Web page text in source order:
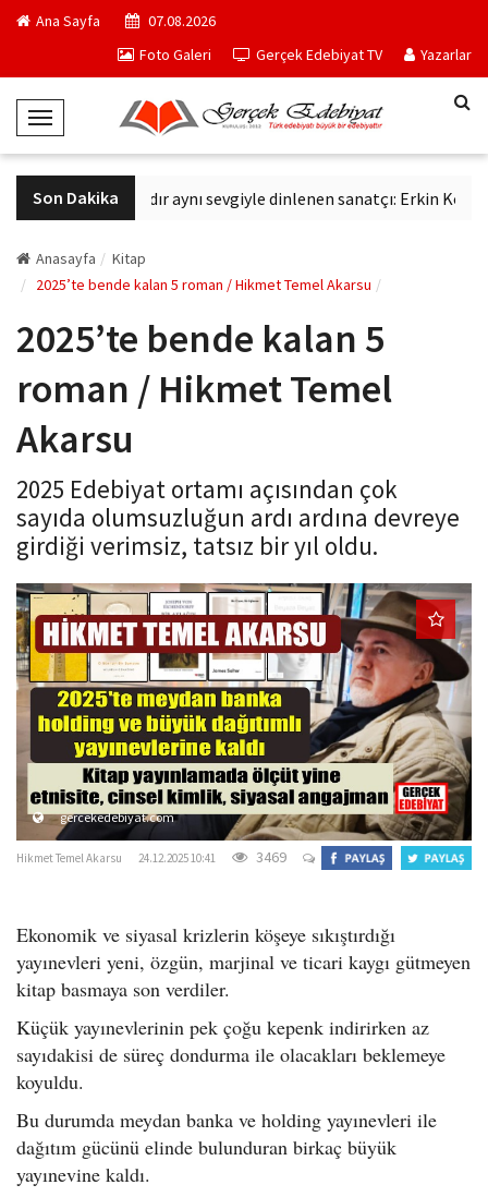
Ana Sayfa
07.08.2026
Foto Galeri
Gerçek Edebiyat TV Yazarlar
T
o
g
g
e
N
v
g
a
t
i
o
n
Son Dakika
Altmış yıldır aynı sevgiyle dinlenen sanatçı: Erkin Koray
Anasayfa
Kitap
2025’te bende kalan 5 roman / Hikmet Temel Akarsu
2025’te bende kalan 5
roman / Hikmet Temel
Akarsu
2025 Edebiyat ortamı açısından çok
sayıda olumsuzluğun ardı ardına devreye
girdiği verimsiz, tatsız bir yıl oldu.
gercekedebiyat.com
Hikmet Temel Akarsu 24.12.2025 10:41 3469
Ekonomik ve siyasal krizlerin köşeye sıkıştırdığı
yayınevleri yeni, özgün, marjinal ve ticari kaygı gütmeyen
kitap basmaya son verdiler.
Küçük yayınevlerinin pek çoğu kepenk indirirken az
sayıdakisi de süreç dondurma ile olacakları beklemeye
koyuldu.
Bu durumda meydan banka ve holding yayınevleri ile
dağıtım gücünü elinde bulunduran birkaç büyük
yayınevine kaldı.